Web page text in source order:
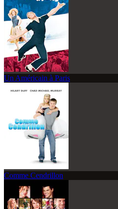
Un Américain à Paris
Comme Cendrillon